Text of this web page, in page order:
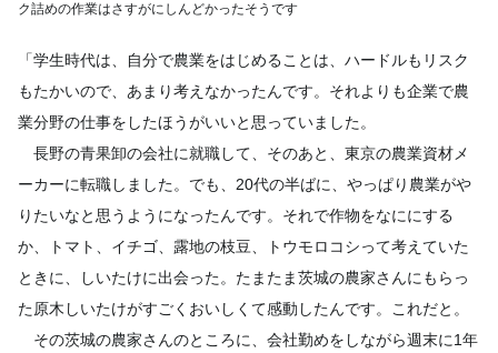
ク詰めの作業はさすがにしんどかったそうです
「学生時代は、自分で農業をはじめることは、ハードルもリスク
もたかいので、あまり考えなかったんです。それよりも企業で農
業分野の仕事をしたほうがいいと思っていました。
長野の青果卸の会社に就職して、そのあと、東京の農業資材メ
ーカーに転職しました。でも、20代の半ばに、やっぱり農業がや
りたいなと思うようになったんです。それで作物をなににする
か、トマト、イチゴ、露地の枝豆、トウモロコシって考えていた
ときに、しいたけに出会った。たまたま茨城の農家さんにもらっ
た原木しいたけがすごくおいしくて感動したんです。これだと。
その茨城の農家さんのところに、会社勤めをしながら週末に1年